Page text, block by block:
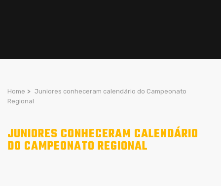
Home > Juniores conheceram calendário do Campeonato
Regional
JUNIORES CONHECERAM CALENDÁRIO
DO CAMPEONATO REGIONAL